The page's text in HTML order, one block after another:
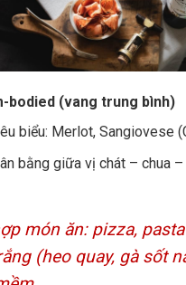
bodied (vang trung bình)
biểu: Merlot, Sangiovese
bằng giữa vị chát – chua –
món ăn: pizza,
(heo quay, gà sốt